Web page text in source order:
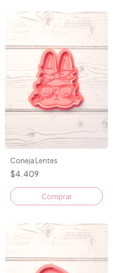
Coneja Lentes
$4.409
Comprar